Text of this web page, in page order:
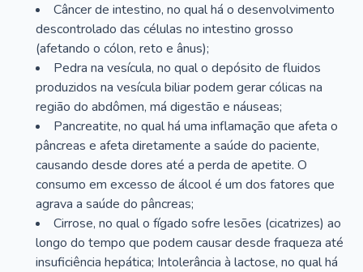
Câncer de intestino, no qual há o desenvolvimento
descontrolado das células no intestino grosso
(afetando o cólon, reto e ânus);
Pedra na vesícula, no qual o depósito de fluidos
produzidos na vesícula biliar podem gerar cólicas na
região do abdômen, má digestão e náuseas;
Pancreatite, no qual há uma inflamação que afeta o
pâncreas e afeta diretamente a saúde do paciente,
causando desde dores até a perda de apetite. O
consumo em excesso de álcool é um dos fatores que
agrava a saúde do pâncreas;
Cirrose, no qual o fígado sofre lesões (cicatrizes) ao
longo do tempo que podem causar desde fraqueza até
insuficiência hepática; Intolerância à lactose, no qual há